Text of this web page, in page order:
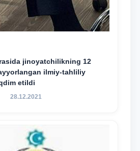
jinoyatchilikning 12
ilmiy-tahliliy
etildi
28.12.2021